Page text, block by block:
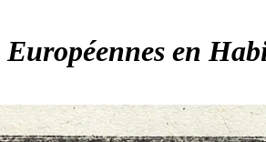
Européennes en